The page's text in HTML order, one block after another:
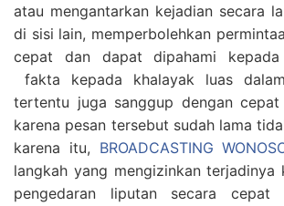
atau mengantarkan kejadian secara
di sisi lain, memperbolehkan
cepat dan dapat dipahami kepada
fakta kepada khalayak luas
tertentu juga sanggup dengan
karena pesan tersebut sudah lama
karena itu, BROADCASTING
langkah yang mengizinkan terjadinya
pengedaran liputan secara cepat